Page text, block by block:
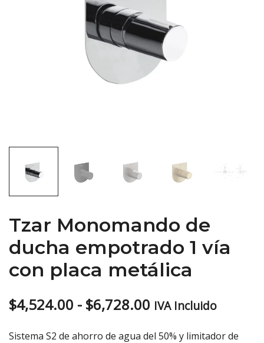
Tzar Monomando de
ducha empotrado 1 vía
con placa metálica
$4,524.00 - $6,728.00 Rango
IVA Incluido
Sistema S2 de ahorro de agua del 50% y limitador de